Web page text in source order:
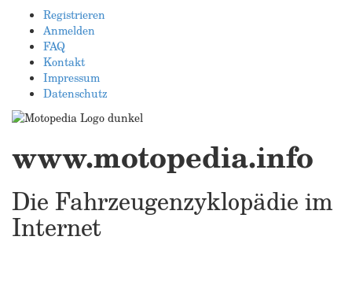
Registrieren
Anmelden
FAQ
Kontakt
Impressum
Datenschutz
www.motopedia.info
Die Fahrzeugenzyklopädie im
Internet